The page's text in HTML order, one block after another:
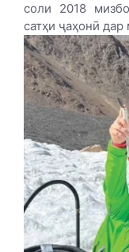
соли 2018
сатҳи ҷаҳонӣ